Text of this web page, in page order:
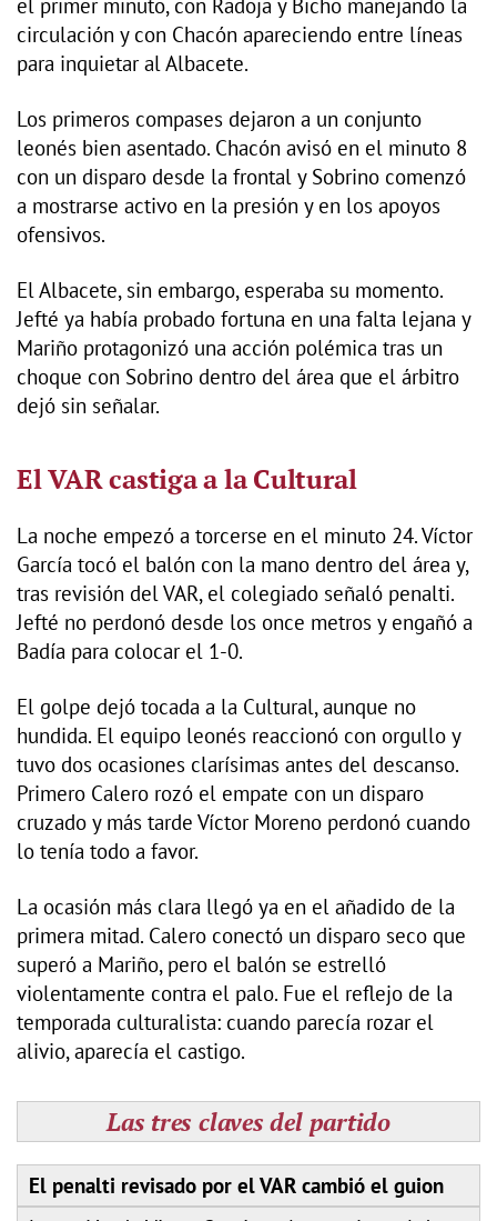
el primer minuto, con Radoja y Bicho manejando la
circulación y con Chacón apareciendo entre líneas
para inquietar al Albacete.
Los primeros compases dejaron a un conjunto
leonés bien asentado. Chacón avisó en el minuto 8
con un disparo desde la frontal y Sobrino comenzó
a mostrarse activo en la presión y en los apoyos
ofensivos.
El Albacete, sin embargo, esperaba su momento.
Jefté ya había probado fortuna en una falta lejana y
Mariño protagonizó una acción polémica tras un
choque con Sobrino dentro del área que el árbitro
dejó sin señalar.
El VAR castiga a la Cultural
La noche empezó a torcerse en el minuto 24. Víctor
García tocó el balón con la mano dentro del área y,
tras revisión del VAR, el colegiado señaló penalti.
Jefté no perdonó desde los once metros y engañó a
Badía para colocar el 1-0.
El golpe dejó tocada a la Cultural, aunque no
hundida. El equipo leonés reaccionó con orgullo y
tuvo dos ocasiones clarísimas antes del descanso.
Primero Calero rozó el empate con un disparo
cruzado y más tarde Víctor Moreno perdonó cuando
lo tenía todo a favor.
La ocasión más clara llegó ya en el añadido de la
primera mitad. Calero conectó un disparo seco que
superó a Mariño, pero el balón se estrelló
violentamente contra el palo. Fue el reflejo de la
temporada culturalista: cuando parecía rozar el
alivio, aparecía el castigo.
Las tres claves del partido
El penalti revisado por el VAR cambió el guion